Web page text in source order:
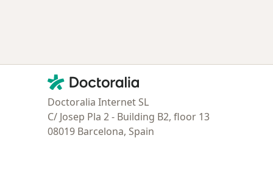
Contacto
Doctoralia - Página de inicio
Doctoralia Internet SL
C/ Josep Pla 2 - Building B2, floor 13
08019 Barcelona, Spain